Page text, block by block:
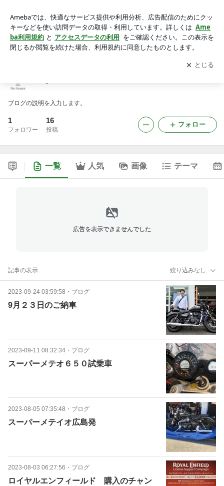
アプリをダウンロードして ブログの更新通知
を受け取りまし
ょう。
開く
ブログの説明を入力します。
1
フォロワー
16
投稿
フォロー
一覧 人気 画像 テーマ
広告を表示できませんでした
記事の表示 絞り込みなし
2023-09-24 03:59:58 ・ ブログ
9月２３日のご納車
2023-09-11 08:32:34 ・ ブログ
スーパーメテオ６５０試乗車
2023-08-05 07:35:48 ・ ブログ
スーパーメテイオ広島発
2023-08-03 06:27:56 ・ ブログ
ロイヤルエンフィールド 購入のチャン